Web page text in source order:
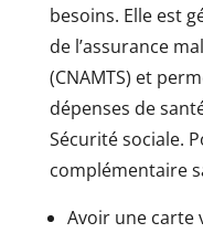
besoins. Elle est
de l’assurance
(CNAMTS) et
dépenses de
Sécurité sociale.
complémentaire
Avoir une carte